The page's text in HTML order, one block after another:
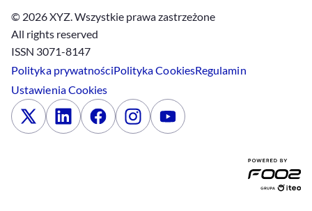
© 2026 XYZ. Wszystkie prawa zastrzeżone
All rights reserved
ISSN 3071-8147
Polityka prywatnościPolitykaCookiesRegulamin
UstawieniaCookies
x LinkedinFacebookInstagramYoutube